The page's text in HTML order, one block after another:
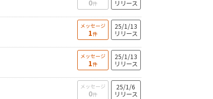
0件
リリース
メッセージ
1件
25/1/13
リリース
メッセージ
1件
25/1/13
リリース
メッセージ
0件
25/1/6
リリース